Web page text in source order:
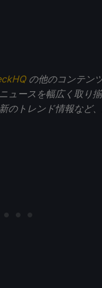
の他のコンテン
ースを幅広く取り揃
新のトレンド情報など